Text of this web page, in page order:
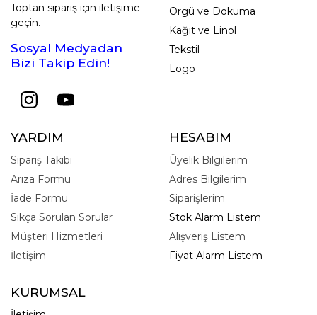
Toptan sipariş için iletişime
geçin.
Sosyal Medyadan
Bizi Takip Edin!
Örgü ve Dokuma
Kağıt ve Linol
Tekstil
Logo
YARDIM
Sipariş Takibi
Arıza Formu
İade Formu
Sıkça Sorulan Sorular
Müşteri Hizmetleri
İletişim
HESABIM
Üyelik Bilgilerim
Adres Bilgilerim
Siparişlerim
Stok Alarm Listem
Alışveriş Listem
Fiyat Alarm Listem
KURUMSAL